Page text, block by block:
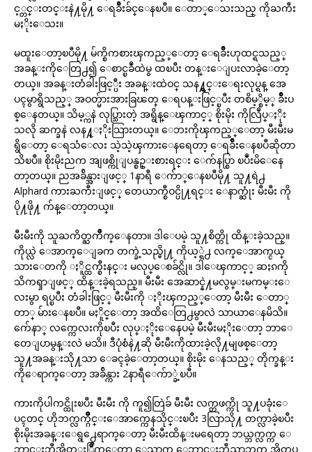
င့္တင္းတင္းနဲ႔မို႔ ေရခ်ိဳးခ်င္ေနၿပီ။ ေတာ္ေသးသည္ ကိုႀကီး
မႏိုးေသး။
မထူးေတာ့ၿပီမို႔ မ်က္စိကစားၾကည့္ေတာ့ ေရခ်ိဳးဟုထင္ရသည့္
အခန္းကိုေတြ႕၍ ေစာင္ၿခဳံထဲမွ ထၿပီး တန္းေျပးလာခဲ့ေတာ့
တယ္။ အခန္းတံခါးဖြင့္ပီး အခန္းထဲဝင္ သန႔္ရွင္းေရးလုပ္ရန္ အေ
ပၚမွာရွိသည့္ အဝတ္မ်ားအားခြၽတ္ ေရပန္းဖြင့္ၿပီး တစိမ့္စိမ့္ ခ်ိဳးပ
စ္ေနတယ္။ သိမ့္ကနဲ လုပ္သြားတဲ့ အရွိန္ေၾကာင့္ စိုးမိုး ကိုလြဳပ္ႏိုး
သလို ဆက္ခနဲ လန႔္ႏိုးသြားတယ္။ ေဘးကိုၾကည့္ေတာ့ မီးမီးမ
ရွိေတာ့ ေရသံေလး သဲ့သဲ့ၾကားေနရေတာ့ ေရခ်ိဳးေနၿပီဆိုတာ
သိၿပီ။ စိုးမိုးညက အျဖစ္ကိုျပန္စဥ္းစားရင္း ေက်နပ္စြာ ၿပဳံးမိေနေ
တာ့တယ္။ ညအခ်ိန္အားျဖင့္ 1နာရီ ေက်ာ္ေနၿပီမို႔ သူ႔ရဲ႕
Alphard ကားႀကီးျဖင့္ တေယာက္စီဝင္ပို႔ရင္း ေနာက္ဆုံး မီးမီး ကို
ပို႔ဖို႔ က်န္ေတာ့တယ္။
မီးမီးကို သူႀကိတ္ႀကိဳက္ေနတာ။ ဒါေပမဲ့ သူ႔စိတ္ကို ထိန္းခဲ့သည္။
ကိုယ္လဲ ေအာက္ေျခက တက္ခဲ့သည္မို႔ ကိုယ့္ရဲ႕ လက္ေအာက္ငယ္
သားေတကို ႏိူင္ထက္စီးနင္း မလုပ္ေစခ်င္လို။ ဒါေၾကာင့္ ဆႏၵကို
သိကၡာျဖင့္ ထိန္းခဲ့ရသည္။ မီးမီး အေဆာင္နဲ႔မလွမ္းမကမ္းေ
လးမွာ ရပ္ၿပီး တံခါးဖြင့္ မီးမီးကို ႏိုးၾကည့္ေတာ့ မီးမီး ေတာ္
တာ္ မ်ားေနၿပီ။ မႏိူင္ေတာ့ အထိေတြ႕မွာလဲ သာယာေနမိသိ။
က်ေနာ္ လက္ကေလးကိုၿပီး လုပ္ႏိုးေနေပမဲ့ မီးမီးမႏိုးေတာ့ ဘာေ
တေျပာမွန္းလဲ မသိ။ ဒီပုံစံနဲ႔ဆို မီးမီးကိုထားခဲ့လို႔မျဖစ္ေတာ့
သူ႔အခန္းသို႔သာ ေခၚခဲ့ေတာ့တယ္။ စိုးမိုး ေနသည့္ တိုက္ခန္း
ကိုေရာက္ေတာ့ အခ်ိန္ကား 2နာရီေက်ာ္ခဲ့ၿပီ။
ကားကိုပါကင္ထိုးၿပီး မီးမီး ကို ကူ၍တြဲခ် မီးမီး လက္တဖက္ကို သူ႔ပခုံးေ
ပၚတင္ ဟိုဘက္လက္ဂ်ိဳင္းေအာက္ကေနသိုင္းၿပီး 3လြာသို႔ တက္လာခဲ့ၿပီး
စိုးမိုးအခန္းေရွ႕ေရာက္ေတာ့ မီးမီးထိန္းမရေတာ့ ဘယ္ဘက္လက္က ေ
ဘာင္းဘီအိတ္ႏြိဳက္ေတာ့ ေသာ့က ေဘာင္းဘီညာဘက္ အိတ္ကပ္